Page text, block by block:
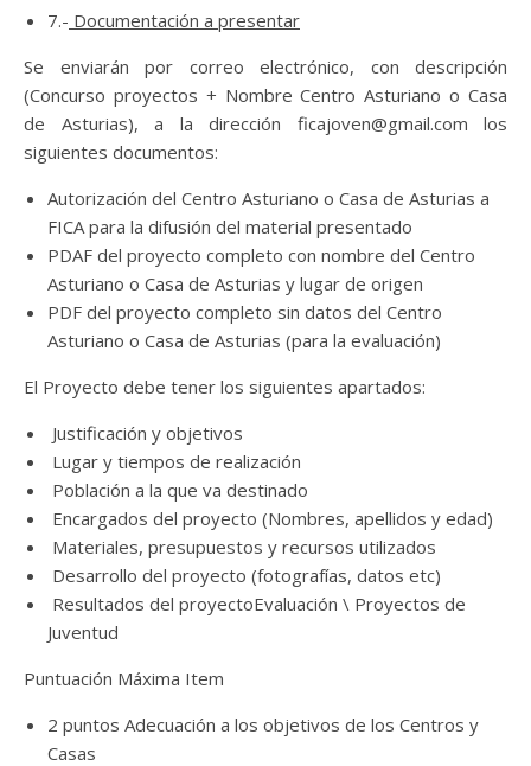
7.- Documentación a presentar
Se enviarán por correo electrónico, con descripción
(Concurso proyectos + Nombre Centro Asturiano o Casa
de Asturias), a la dirección ficajoven@gmail.com los
siguientes documentos:
Autorización del Centro Asturiano o Casa de Asturias a
FICA para la difusión del material presentado
PDAF del proyecto completo con nombre del Centro
Asturiano o Casa de Asturias y lugar de origen
PDF del proyecto completo sin datos del Centro
Asturiano o Casa de Asturias (para la evaluación)
El Proyecto debe tener los siguientes apartados:
Justificación y objetivos
Lugar y tiempos de realización
Población a la que va destinado
Encargados del proyecto (Nombres, apellidos y edad)
Materiales, presupuestos y recursos utilizados
Desarrollo del proyecto (fotografías, datos etc)
Resultados del proyectoEvaluación \ Proyectos de
Juventud
Puntuación Máxima Item
2 puntos Adecuación a los objetivos de los Centros y
Casas